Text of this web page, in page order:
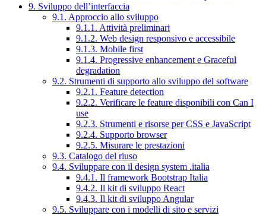
9. Sviluppo dell’interfaccia
9.1. Approccio allo sviluppo
9.1.1. Attività preliminari
9.1.2. Web design responsivo e accessibile
9.1.3. Mobile first
9.1.4. Progressive enhancement e Graceful
degradation
9.2. Strumenti di supporto allo sviluppo del software
9.2.1. Feature detection
9.2.2. Verificare le feature disponibili con Can I
use
9.2.3. Strumenti e risorse per CSS e JavaScript
9.2.4. Supporto browser
9.2.5. Misurare le prestazioni
9.3. Catalogo del riuso
9.4. Sviluppare con il design system .italia
9.4.1. Il framework Bootstrap Italia
9.4.2. Il kit di sviluppo React
9.4.3. Il kit di sviluppo Angular
9.5. Sviluppare con i modelli di sito e servizi